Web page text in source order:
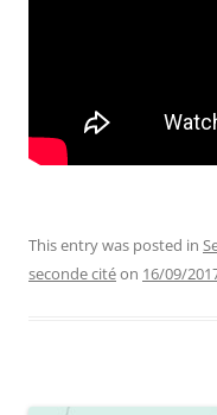
This entry was posted in
seconde citéon 16/09/